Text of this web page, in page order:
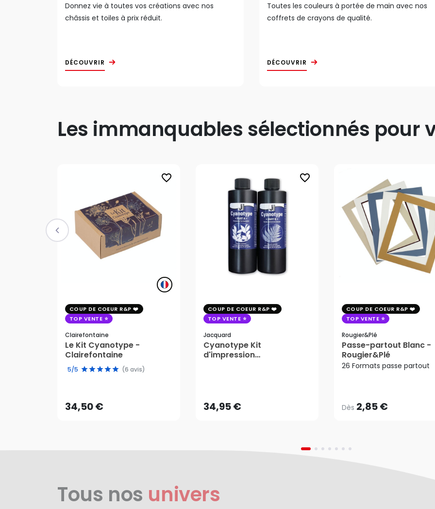
Donnez vie à toutes vos créations avec nos
châssis et toiles à prix réduit.
DÉCOUVRIR
Toutes les couleurs à portée de main avec nos
coffrets de crayons de qualité.
DÉCOUVRIR
Les immanquables sélectionnés pour
favorite_border
COUP DE COEUR R&P
TOP VENTE
Clairefontaine
Le Kit Cyanotype -
Clairefontaine
5/5 (6 avis)
34,50 €AJOUTER AU PANIER
favorite_border
COUP DE COEUR R&P
TOP VENTE
Jacquard
Cyanotype Kit
d'impression
34,95 €AJOUTER AU PANIER
COUP DE COEUR R&P
TOP VENTE
Rougier&plé
Passe-partout Blanc -
Rougier&Plé
26 Formats passe partout
Dès 2,85 €
2,85 €
Tous nos univers